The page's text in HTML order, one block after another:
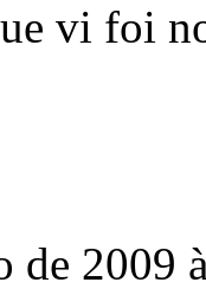
vi foi
de 2009